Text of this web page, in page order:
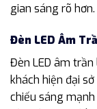
gian sáng rõ hơn.
Đèn LED Âm
Đèn LED âm
khách hiện đại
chiếu sáng